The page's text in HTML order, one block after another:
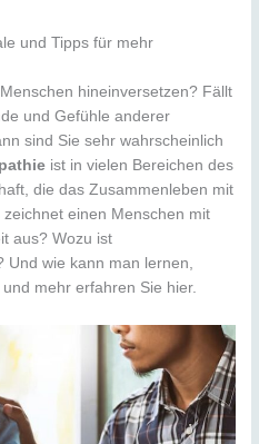
und Tipps für mehr
hineinversetzen? Fällt
und Gefühle anderer
sind Sie sehr wahrscheinlich
ist in vielen Bereichen des
die das Zusammenleben mit
einen Menschen mit
aus? Wozu ist
Und wie kann man lernen,
mehr erfahren Sie hier.